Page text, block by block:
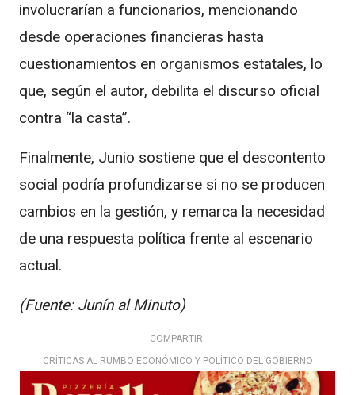
involucrarían a funcionarios, mencionando
desde operaciones financieras hasta
cuestionamientos en organismos estatales, lo
que, según el autor, debilita el discurso oficial
contra “la casta”.
Finalmente, Junio sostiene que el descontento
social podría profundizarse si no se producen
cambios en la gestión, y remarca la necesidad
de una respuesta política frente al escenario
actual.
(Fuente: Junín al Minuto)
COMPARTIR:
CRÍTICAS AL RUMBO ECONÓMICO Y POLÍTICO DEL GOBIERNO